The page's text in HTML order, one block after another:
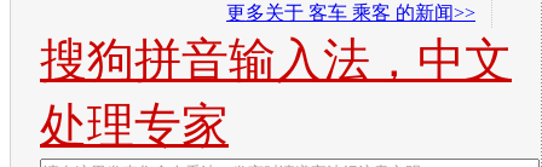
更多关于 客车 乘客 的新闻>>
搜狗拼音输入法，中文
处理专家